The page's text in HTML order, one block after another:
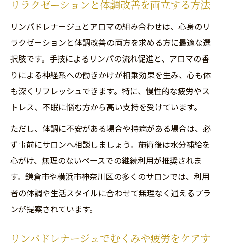
リラクゼーションと体調改善を両立する方法
リンパドレナージュとアロマの組み合わせは、心身のリ
ラクゼーションと体調改善の両方を求める方に最適な選
択肢です。手技によるリンパの流れ促進と、アロマの香
りによる神経系への働きかけが相乗効果を生み、心も体
も深くリフレッシュできます。特に、慢性的な疲労やス
トレス、不眠に悩む方から高い支持を受けています。
ただし、体調に不安がある場合や持病がある場合は、必
ず事前にサロンへ相談しましょう。施術後は水分補給を
心がけ、無理のないペースでの継続利用が推奨されま
す。鎌倉市や横浜市神奈川区の多くのサロンでは、利用
者の体調や生活スタイルに合わせて無理なく通えるプラ
ンが提案されています。
リンパドレナージュでむくみや疲労をケアす